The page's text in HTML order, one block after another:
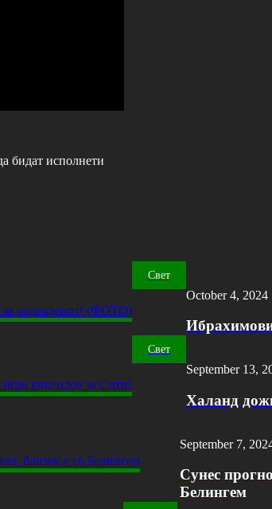
бидат исполнети
Свет
October 4, 2024 |
Свет
September 13,
Халанд
September 7,
Сунес
Белингем